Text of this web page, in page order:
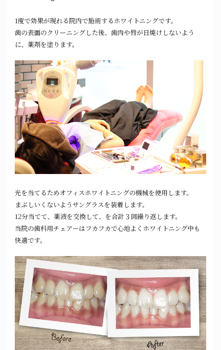
1度で効果が現れる院内で施術するホワイトニングです。
歯の表面のクリーニングした後、歯肉や唇が日焼けしないよう
に、薬剤を塗ります。
光を当てるためオフィスホワイトニングの機械を使用します。
まぶしいくないようサングラスを装着します。
12分当てて、薬液を交換して、を合計３回繰り返します。
当院の歯科用チェアーはフカフカで心地よくホワイトニング中も
快適です。